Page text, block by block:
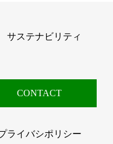
サステナビリティ
CONTACT
ライバシポリシー